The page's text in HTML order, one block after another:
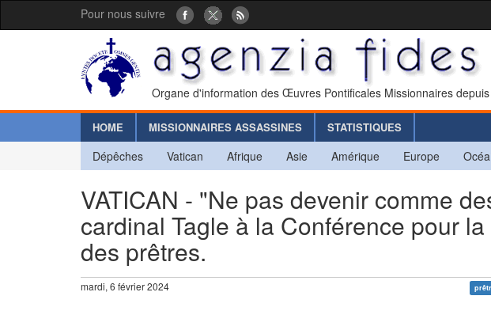
Pour nous suivre
Organe d'information des Œuvres Pontificales Missionnaires
HOME MISSIONNAIRES ASSASSINES STATISTIQUES
Dépêches Vatican Afrique Asie Amérique Europe
VATICAN - "Ne pas devenir comme
cardinal Tagle à la Conférence pour
des prêtres.
mardi, 6 février 2024